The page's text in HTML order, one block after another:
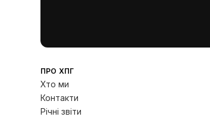
ПРО ХПГ
Хто ми
Контакти
Річні звіти